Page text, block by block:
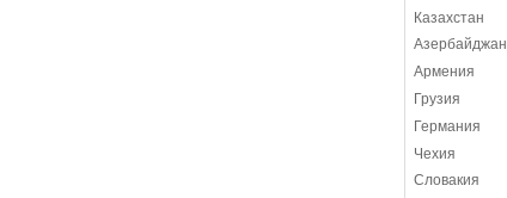
Казахстан
Азербайджан
Армения
Грузия
Германия
Чехия
Словакия